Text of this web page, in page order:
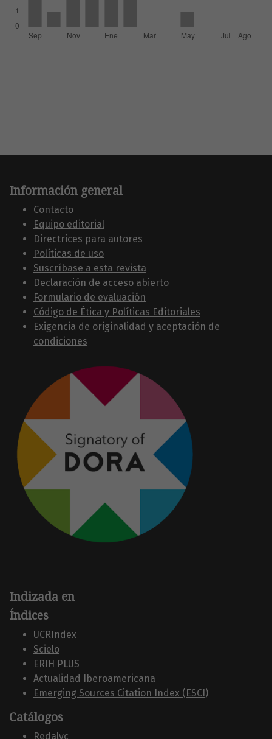
Información general
Contacto
Equipo editorial
Directrices para autores
Políticas de uso
Suscríbase a esta revista
Declaración de acceso abierto
Formulario de evaluación
Código de Ética y Políticas Editoriales
Exigencia de originalidad y aceptación de
condiciones
Indizada en
Índices
UCRIndex
Scielo
ERIH PLUS
Actualidad Iberoamericana
Emerging Sources Citation Index (ESCI)
Catálogos
Redalyc